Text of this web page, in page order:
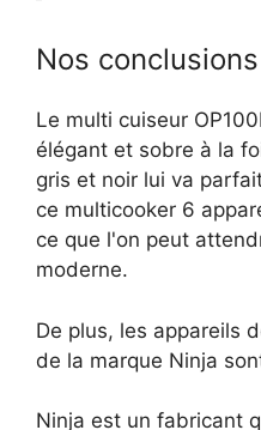
Nos conclusions
Le multi cuiseur
élégant et sobre à la
gris et noir lui va
ce multicooker 6
ce que l'on peut
moderne.
De plus, les appareils
de la marque Ninja
Ninja est un fabricant